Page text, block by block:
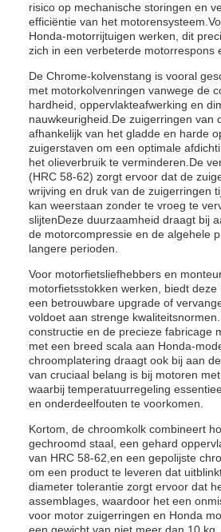
risico op mechanische storingen en
efficiëntie van het
Honda-motorrijtuigen werken, dit
zich in een verbeterde motorrespons
De Chrome-kolvenstang is vooral
met motorkolvenringen vanwege de
hardheid, oppervlakteafwerking en
nauwkeurigheid.De zuigerringen van
afhankelijk van het gladde en harde
zuigerstaven om een optimale
het olieverbruik te verminderen.De
(HRC 58-62) zorgt ervoor dat de
wrijving en druk van de zuigerringen
kan weerstaan zonder te vroeg te
slijtenDeze duurzaamheid draagt bij
de motorcompressie en de algehele
langere perioden.
Voor motorfietsliefhebbers en
motorfietsstokken werken, biedt deze
een betrouwbare upgrade of
voldoet aan strenge
constructie en de precieze fabricage
met een breed scala aan Honda-
chroomplatering draagt ook bij aan
van cruciaal belang is bij motoren
waarbij temperatuurregeling
en onderdeelfouten te voorkomen.
Kortom, de chroomkolk combineert
gechroomd staal, een gehard
van HRC 58-62,en een gepolijste
om een product te leveren dat
diameter tolerantie zorgt ervoor dat
assemblages, waardoor het een
voor motor zuigerringen en Honda